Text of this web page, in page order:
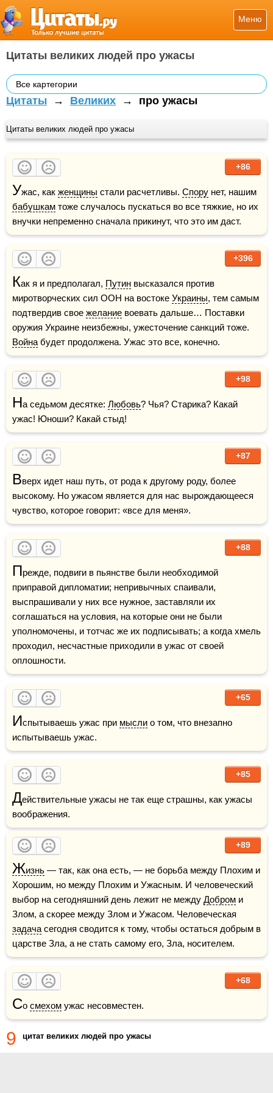
Меню
Цитаты великих людей про ужасы
Все картегории
Цитаты → Великих → про ужасы
Цитаты великих людей про ужасы
+86
Ужас, как женщины стали расчетливы. Спору
бабушкам тоже случалось пускаться во все тяжкие, но их
внучки непременно сначала прикинут, что это им даст.
+396
Как я и предполагал, Путин высказался против
миротворческих сил ООН на востоке Украины, тем самым
подтвердив свое желание воевать дальше… Поставки
Война будет продолжена. Ужас это все, конечно.
+98
На седьмом десятке: Любовь? Чья? Старика? Какай
ужас! Юноши? Какай стыд!
+87
Вверх идет наш путь, от рода к другому роду, более
высокому. Но ужасом является для нас вырождающееся
чувство, которое говорит: «все для меня».
+88
Прежде, подвиги в пьянстве были необходимой
приправой дипломатии; непривычных спаивали,
выспрашивали у них все нужное, заставляли их
соглашаться на условия, на которые они не были
уполномочены, и тотчас же их подписывать; а когда хмель
проходил, несчастные приходили в ужас от своей
оплошности.
+65
Испытываешь ужас при мысли о том, что внезапно
испытываешь ужас.
+85
Действительные ужасы не так еще страшны, как ужасы
воображения.
+89
Жизнь — так, как она есть, — не борьба между Плохим и
Хорошим, но между Плохим и Ужасным. И человеческий
выбор на сегодняшний день лежит не между Добром и
задача сегодня сводится к тому, чтобы остаться добрым в
царстве Зла, а не стать самому его, Зла, носителем.
+68
Со смехом ужас несовместен.
9 цитат великих людей про ужасы